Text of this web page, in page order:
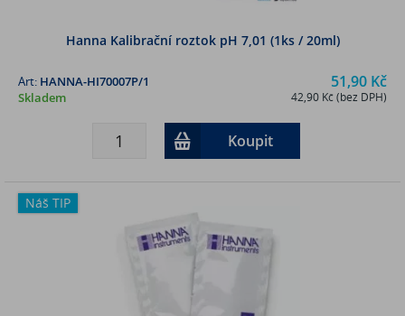
Hanna Kalibrační roztok pH 7,01 (1ks / 20ml)
51,90 Kč
42,90 Kč (bez DPH)
Art: HANNA-HI70007P/1
Skladem
Koupit
Náš TIP